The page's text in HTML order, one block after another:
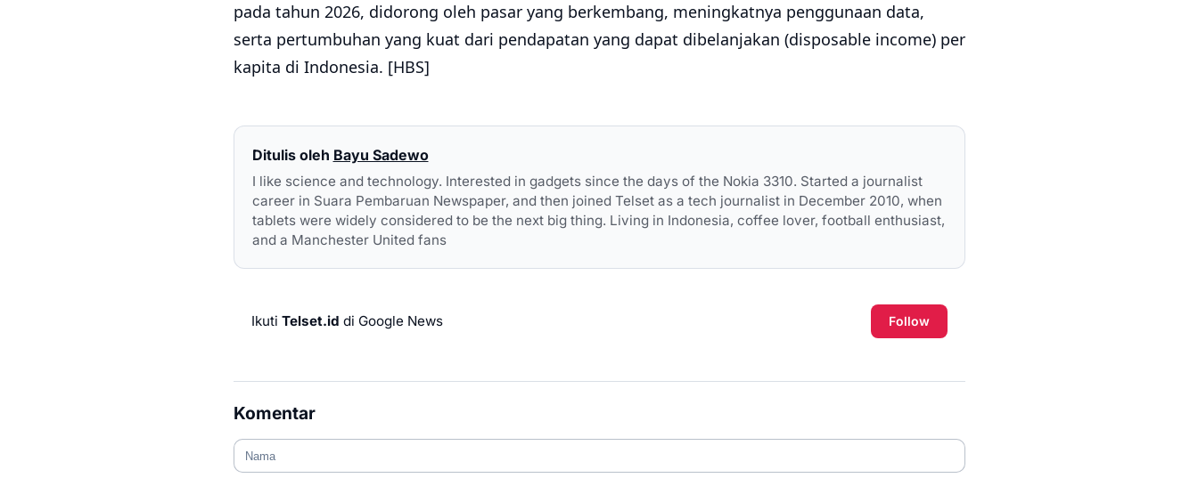
pada tahun 2026, didorong oleh pasar yang berkembang, meningkatnya penggunaan data,
serta pertumbuhan yang kuat dari pendapatan yang dapat dibelanjakan (disposable income) per
kapita di Indonesia. [HBS]
Ditulis oleh Bayu Sadewo
I like science and technology. Interested in gadgets since the days of the Nokia 3310. Started a journalist
career in Suara Pembaruan Newspaper, and then joined Telset as a tech journalist in December 2010, when
tablets were widely considered to be the next big thing. Living in Indonesia, coffee lover, football enthusiast,
and a Manchester United fans
Ikuti Telset.id di Google News Follow
Komentar